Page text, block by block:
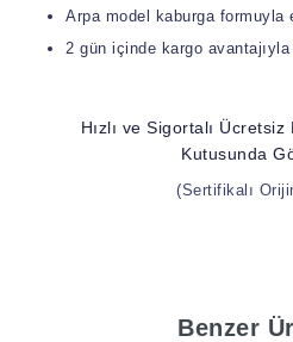
Arpa model kaburga formuyla
2 gün içinde kargo avantajıyla
Hızlı ve Sigortalı
Kutusunda
(Sertifikalı
Benzer